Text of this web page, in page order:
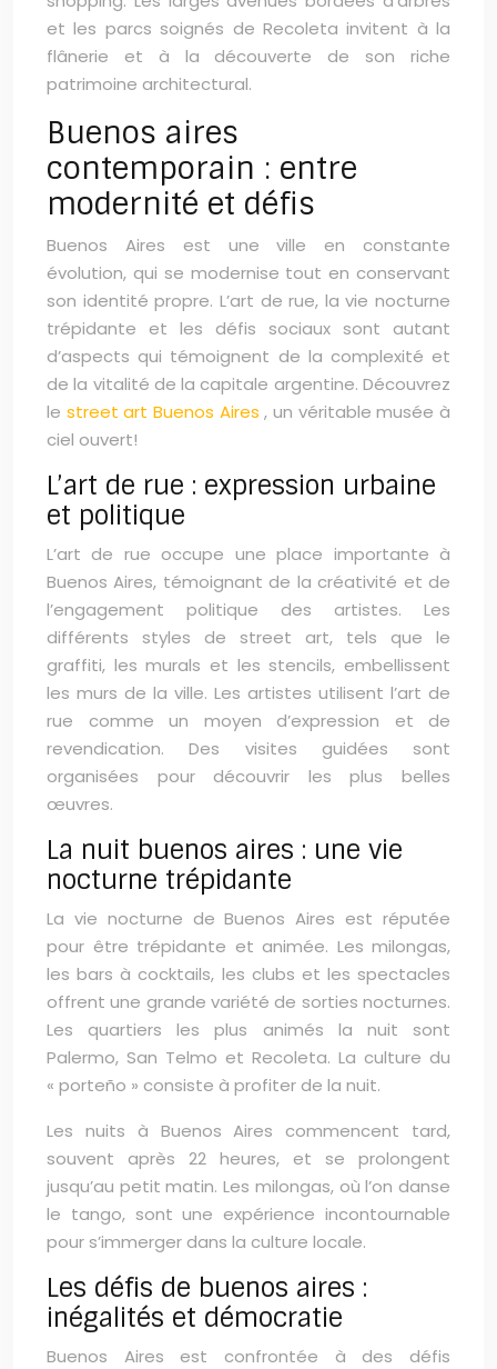
et les parcs soignés de Recoleta invitent à la
flânerie et à la découverte de son riche
patrimoine architectural.
Buenos aires
contemporain : entre
modernité et défis
Buenos Aires est une ville en constante
évolution, qui se modernise tout en conservant
son identité propre. L’art de rue, la vie nocturne
trépidante et les défis sociaux sont autant
d’aspects qui témoignent de la complexité et
de la vitalité de la capitale argentine. Découvrez
le street art Buenos Aires, un véritable musée à
ciel ouvert!
L’art de rue : expression urbaine
et politique
L’art de rue occupe une place importante à
Buenos Aires, témoignant de la créativité et de
l’engagement politique des artistes. Les
différents styles de street art, tels que le
graffiti, les murals et les stencils, embellissent
les murs de la ville. Les artistes utilisent l’art de
rue comme un moyen d’expression et de
revendication. Des visites guidées sont
organisées pour découvrir les plus belles
œuvres.
La nuit buenos aires : une vie
nocturne trépidante
La vie nocturne de Buenos Aires est réputée
pour être trépidante et animée. Les milongas,
les bars à cocktails, les clubs et les spectacles
offrent une grande variété de sorties nocturnes.
Les quartiers les plus animés la nuit sont
Palermo, San Telmo et Recoleta. La culture du
« porteño » consiste à profiter de la nuit.
Les nuits à Buenos Aires commencent tard,
souvent après 22 heures, et se prolongent
jusqu’au petit matin. Les milongas, où l’on danse
le tango, sont une expérience incontournable
pour s’immerger dans la culture locale.
Les défis de buenos aires :
inégalités et démocratie
Buenos Aires est confrontée à des défis